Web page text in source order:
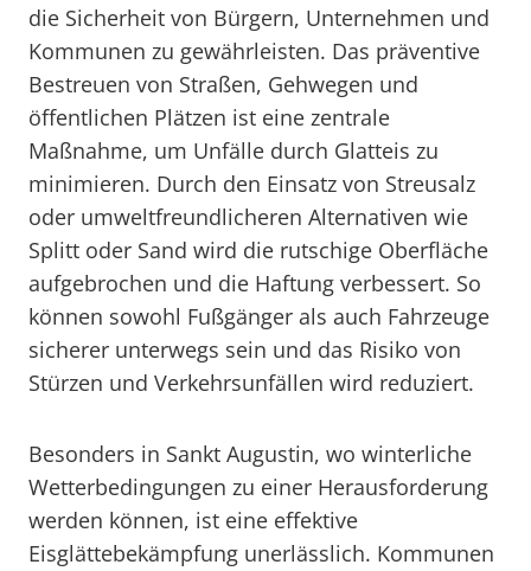
die Sicherheit von Bürgern, Unternehmen und
Kommunen zu gewährleisten. Das präventive
Bestreuen von Straßen, Gehwegen und
öffentlichen Plätzen ist eine zentrale
Maßnahme, um Unfälle durch Glatteis zu
minimieren. Durch den Einsatz von Streusalz
oder umweltfreundlicheren Alternativen wie
Splitt oder Sand wird die rutschige Oberfläche
aufgebrochen und die Haftung verbessert. So
können sowohl Fußgänger als auch Fahrzeuge
sicherer unterwegs sein und das Risiko von
Stürzen und Verkehrsunfällen wird reduziert.
Besonders in Sankt Augustin, wo winterliche
Wetterbedingungen zu einer Herausforderung
werden können, ist eine effektive
Eisglättebekämpfung unerlässlich. Kommunen